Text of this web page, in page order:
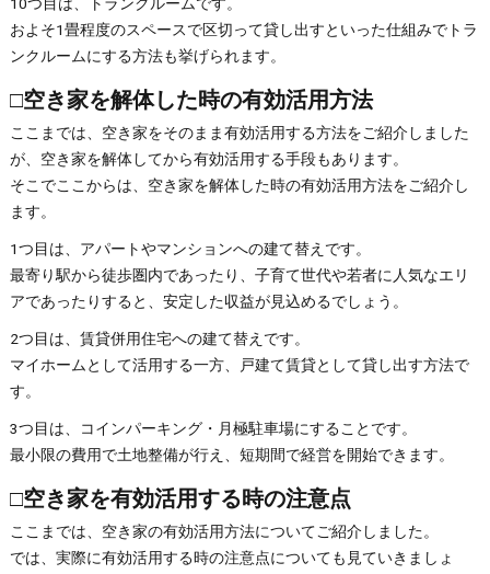
およそ1畳程度のスペースで区切って貸し出すといった仕組みでトラ
ンクルームにする方法も挙げられます。
□空き家を解体した時の有効活用方法
ここまでは、空き家をそのまま有効活用する方法をご紹介しました
が、空き家を解体してから有効活用する手段もあります。
そこでここからは、空き家を解体した時の有効活用方法をご紹介し
ます。
1つ目は、アパートやマンションへの建て替えです。
最寄り駅から徒歩圏内であったり、子育て世代や若者に人気なエリ
アであったりすると、安定した収益が見込めるでしょう。
2つ目は、賃貸併用住宅への建て替えです。
マイホームとして活用する一方、戸建て賃貸として貸し出す方法で
す。
3つ目は、コインパーキング・月極駐車場にすることです。
最小限の費用で土地整備が行え、短期間で経営を開始できます。
□空き家を有効活用する時の注意点
ここまでは、空き家の有効活用方法についてご紹介しました。
では、実際に有効活用する時の注意点についても見ていきましょ